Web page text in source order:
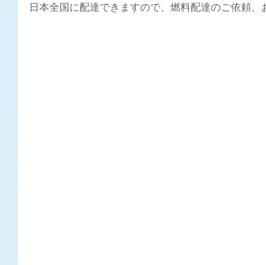
日本全国に配達できますので、燃料配達のご依頼